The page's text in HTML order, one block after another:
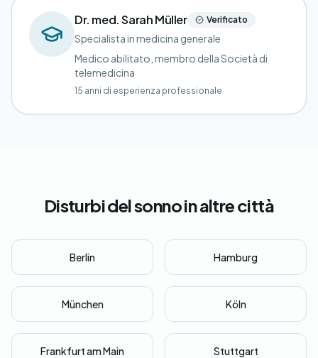
Dr. med. Sarah Müller Verificato
Specialista in medicina generale
Medico abilitato, membro della Società di
telemedicina
15 anni di esperienza professionale
Disturbi del sonno in altre città
Berlin Hamburg
München Köln
Frankfurt am Main Stuttgart